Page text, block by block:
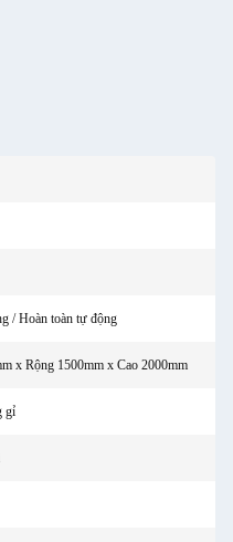
/ Hoàn toàn tự động
x Rộng 1500mm x Cao 2000mm
gỉ